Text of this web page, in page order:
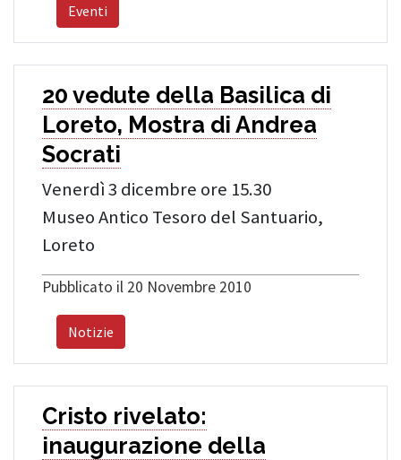
Eventi
20 vedute della Basilica di
Loreto, Mostra di Andrea
Socrati
Venerdì 3 dicembre ore 15.30
Museo Antico Tesoro del Santuario,
Loreto
Pubblicato il 20 Novembre 2010
Notizie
Cristo rivelato:
inaugurazione della